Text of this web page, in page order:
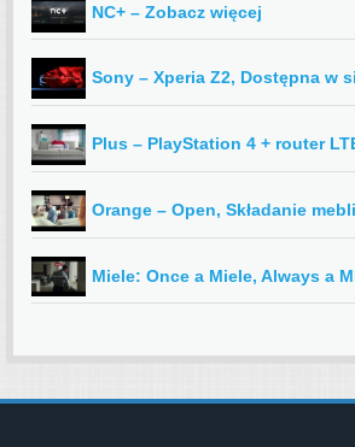
NC+ – Zobacz więcej
Sony – Xperia Z2, Dostępna w
Plus – PlayStation 4 + router
Orange – Open, Składanie mebli
Miele: Once a Miele, Always a